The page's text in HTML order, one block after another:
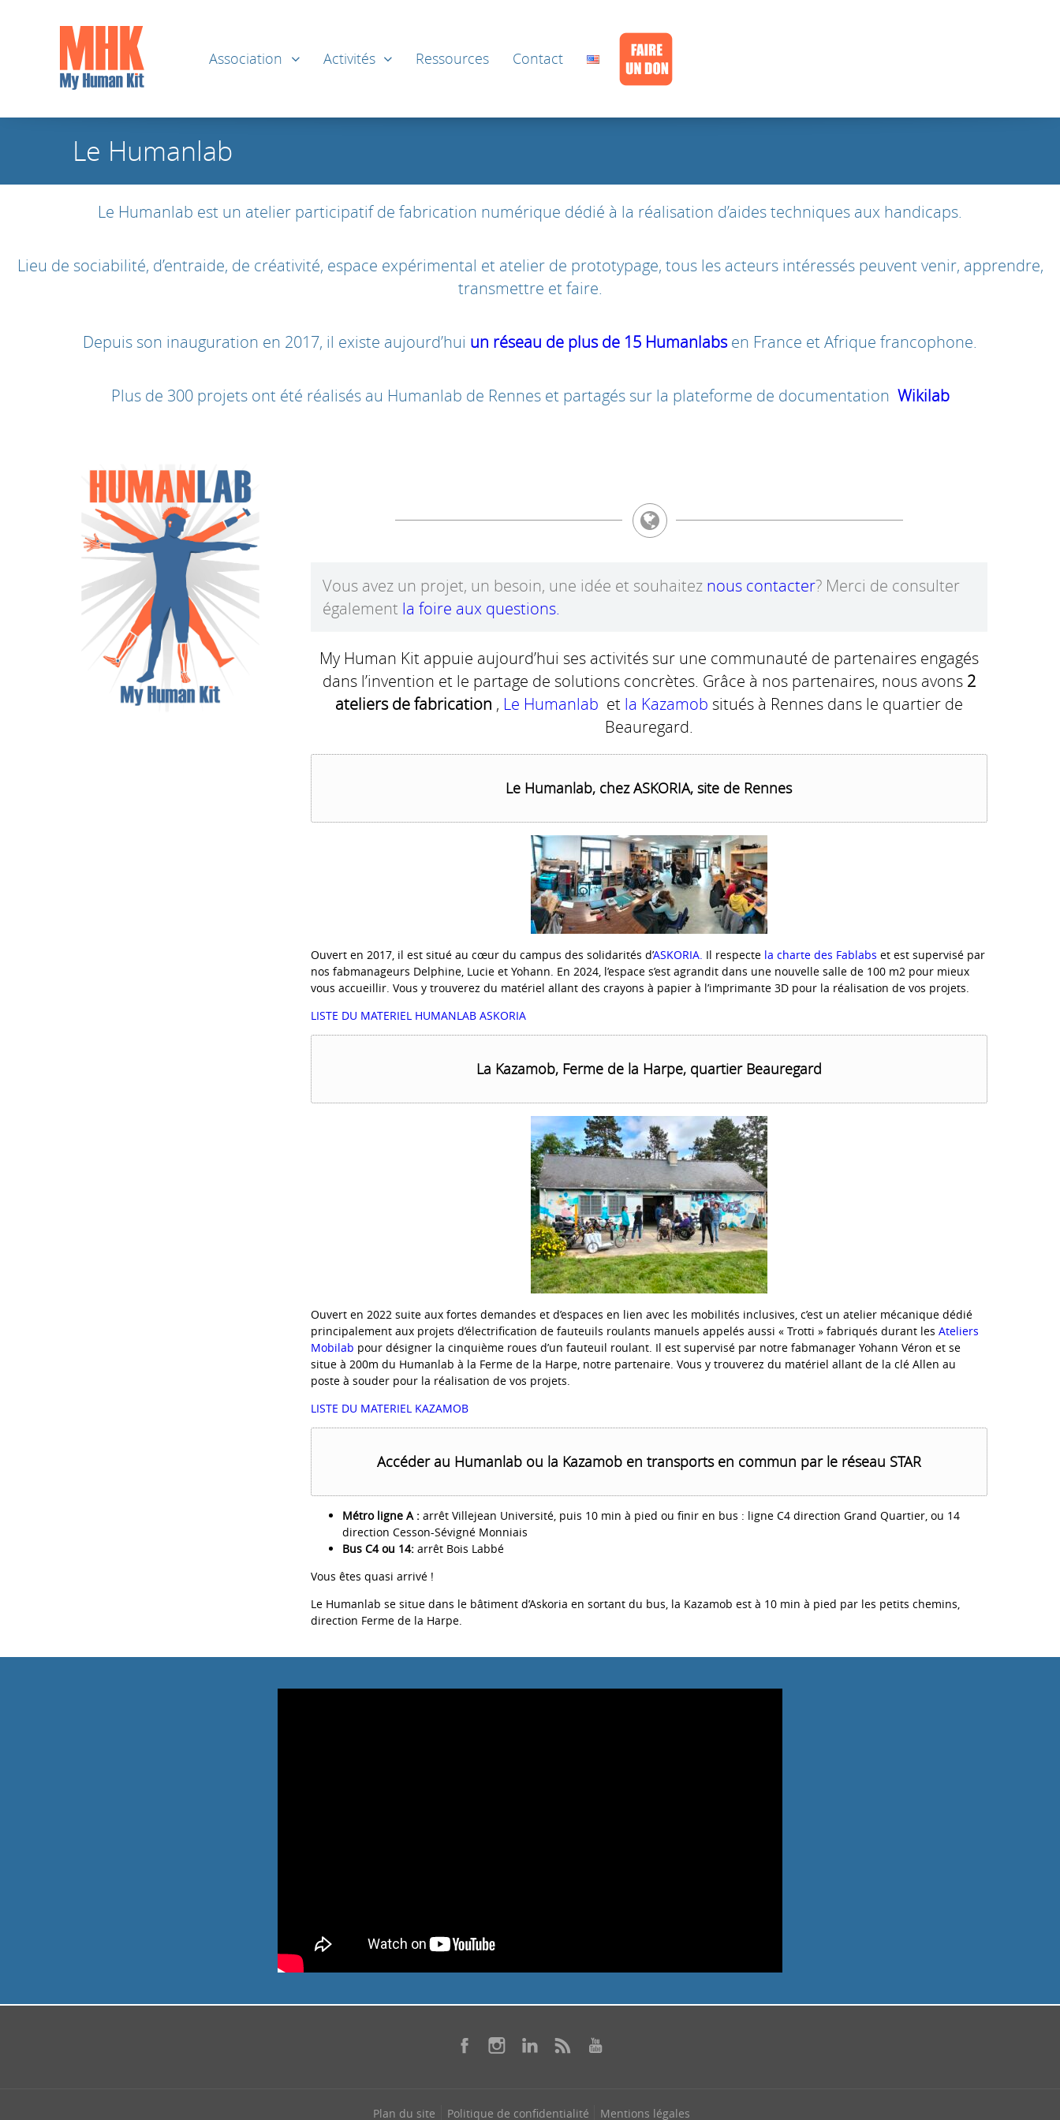
Association Activités Ressources Contact
Le Humanlab
Le Humanlab est un atelier participatif de fabrication numérique dédié à la réalisation d’aides techniques aux handicaps.
Lieu de sociabilité, d’entraide, de créativité, espace expérimental et atelier de prototypage, tous les acteurs intéressés peuvent venir, apprendre,
transmettre et faire.
Depuis son inauguration en 2017, il existe aujourd’hui un réseau de plus de 15 Humanlabsen France et Afrique francophone.
Plus de 300 projets ont été réalisés au Humanlab de Rennes et partagés sur la plateforme de documentation Wikilab
Vous avez un projet, un besoin, une idée et souhaitez nous contacter? Merci de consulter
également la foire aux questions.
My Human Kit appuie aujourd’hui ses activités sur une communauté de partenaires engagés
dans l’invention et le partage de solutions concrètes. Grâce à nos partenaires, nous avons2
ateliers de fabrication , Le Humanlab et la Kazamob situés à Rennes dans le quartier de
Beauregard.
Le Humanlab, chez ASKORIA, site de Rennes
Ouvert en 2017, il est situé au cœur du campus des solidarités d’ASKORIA. Il respecte la charte des Fablabs et est supervisé par
nos fabmanageurs Delphine, Lucie et Yohann. En 2024, l’espace s’est agrandit dans une nouvelle salle de 100 m2 pour mieux
vous accueillir. Vous y trouverez du matériel allant des crayons à papier à l’imprimante 3D pour la réalisation de vos projets.
LISTE DU MATERIEL HUMANLAB ASKORIA
La Kazamob, Ferme de la Harpe, quartier Beauregard
Ouvert en 2022 suite aux fortes demandes et d’espaces en lien avec les mobilités inclusives, c’est un atelier mécanique dédié
principalement aux projets d’électrification de fauteuils roulants manuels appelés aussi « Trotti » fabriqués durant les Ateliers
Mobilab pour désigner la cinquième roues d’un fauteuil roulant. Il est supervisé par notre fabmanager Yohann Véron et se
situe à 200m du Humanlab à la Ferme de la Harpe, notre partenaire. Vous y trouverez du matériel allant de la clé Allen au
poste à souder pour la réalisation de vos projets.
LISTE DU MATERIEL KAZAMOB
Accéder au Humanlab ou la Kazamob en transports en commun par le réseau STAR
Métro ligne A :arrêt Villejean Université, puis 10 min à pied ou finir en bus : ligne C4 direction Grand Quartier, ou 14
direction Cesson-Sévigné Monniais
Bus C4 ou 14:arrêt Bois Labbé
Vous êtes quasi arrivé !
Le Humanlab se situe dans le bâtiment d’Askoria en sortant du bus, la Kazamob est à 10 min à pied par les petits chemins,
direction Ferme de la Harpe.
Plan du site Politique de confidentialité Mentions légales